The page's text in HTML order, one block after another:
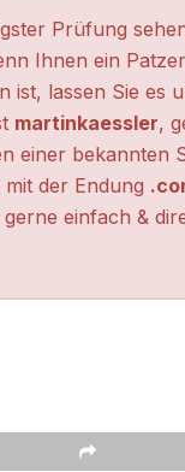
Prüfung
Ihnen ein
ist, lassen Sie es
martinkaessler,
einer bekannten
mit der Endung
einfach &